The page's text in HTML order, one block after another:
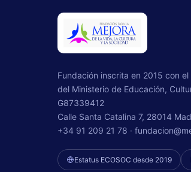
Fundación inscrita en 2015 con
del Ministerio de Educación,
G87339412
Calle Santa Catalina 7, 28014
+34 91 209 21 78 ·
Estatus ECOSOC desde 2019